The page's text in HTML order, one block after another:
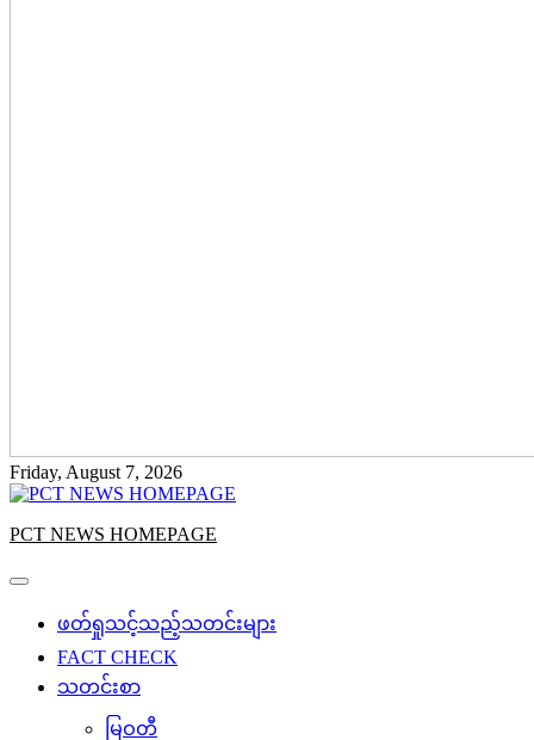
Friday, August 7, 2026
PCT NEWS HOMEPAGE
ဖတ်ရှုသင့်သည့်သတင်းများ
FACT CHECK
သတင်းစာ
မြဝတီ